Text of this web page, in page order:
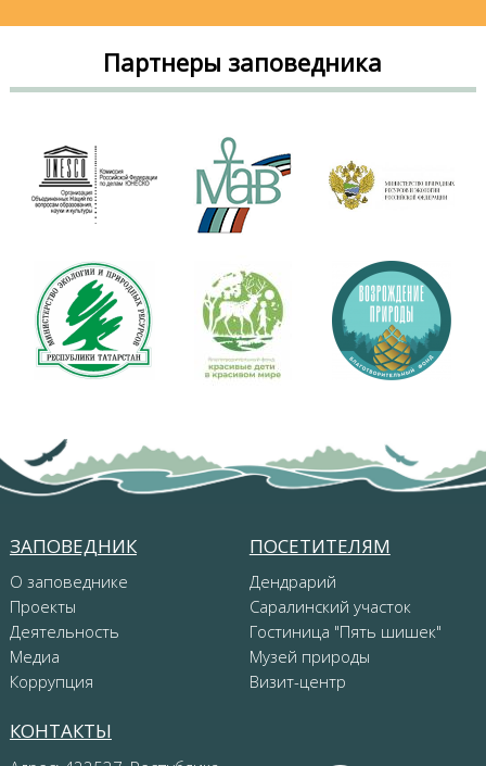
Партнеры заповедника
ЗАПОВЕДНИК
О заповеднике
Проекты
Деятельность
Медиа
Коррупция
ПОСЕТИТЕЛЯМ
Дендрарий
Саралинский участок
Гостиница "Пять шишек"
Музей природы
Визит-центр
КОНТАКТЫ